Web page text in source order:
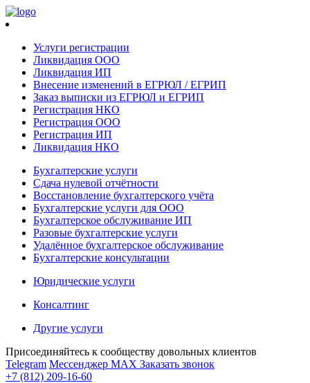
Услуги регистрации
Ликвидация ООО
Ликвидация ИП
Внесение изменений в ЕГРЮЛ / ЕГРИП
Заказ выписки из ЕГРЮЛ и ЕГРИП
Регистрация НКО
Регистрация ООО
Регистрация ИП
Ликвидация НКО
Бухгалтерские услуги
Сдача нулевой отчётности
Восстановление бухгалтерского учёта
Бухгалтерские услуги для ООО
Бухгалтерское обслуживание ИП
Разовые бухгалтерские услуги
Удалённое бухгалтерское обслуживание
Бухгалтерские консультации
Юридические услуги
Консалтинг
Другие услуги
Присоединяйтесь к сообществу довольных клиентов
Telegram Мессенджер MAX Заказать звонок
+7 (812) 209-16-60